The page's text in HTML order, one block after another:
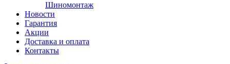
Шиномонтаж
Новости
Гарантия
Акции
Доставка и оплата
Контакты